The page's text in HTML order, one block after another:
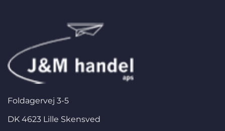
Foldagervej 3-5
DK 4623 Lille Skensved